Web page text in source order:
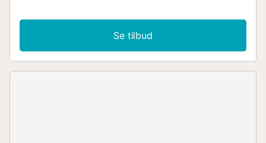
over havet og fjellene. Den private og tilbaketrukne
beliggenheten, kombinert med store terrasser og interiør i
åpen løsning, gjør den til et ideelt tilfluktssted for de som
søker fred, luksus og solfylt liv i et av Marbellas mest
Se tilbud